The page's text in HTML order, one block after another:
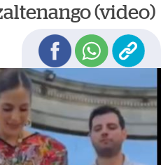
(video)